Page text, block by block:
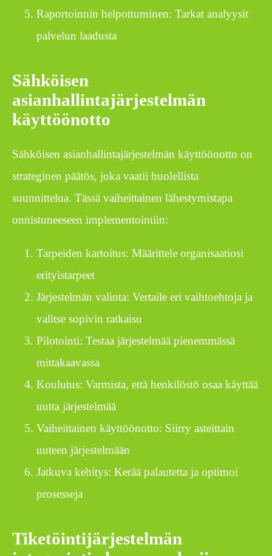
Raportoinnin helpottuminen: Tarkat analyysit
palvelun laadusta
Sähköisen
asianhallintajärjestelmän
käyttöönotto
Sähköisen asianhallintajärjestelmän käyttöönotto on
strateginen päätös, joka vaatii huolellista
suunnittelua. Tässä vaiheittainen lähestymistapa
onnistuneeseen implementointiin:
Tarpeiden kartoitus: Määrittele organisaatiosi
erityistarpeet
Järjestelmän valinta: Vertaile eri vaihtoehtoja ja
valitse sopivin ratkaisu
Pilotointi: Testaa järjestelmää pienemmässä
mittakaavassa
Koulutus: Varmista, että henkilöstö osaa käyttää
uutta järjestelmää
Vaiheittainen käyttöönotto: Siirry asteittain
uuteen järjestelmään
Jatkuva kehitys: Kerää palautetta ja optimoi
prosesseja
Tiketöintijärjestelmän